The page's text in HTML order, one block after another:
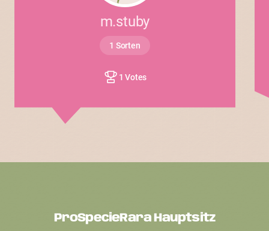
m.stuby
1 Sorten
1 Votes
ProSpecieRara Hauptsitz